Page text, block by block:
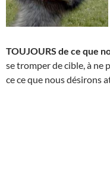
TOUJOURS de ce que
se tromper de cible, à ne
ce ce que nous désirons